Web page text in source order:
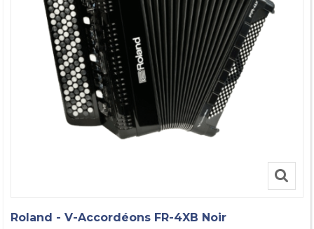
Roland - V-Accordéons FR-4XB Noir